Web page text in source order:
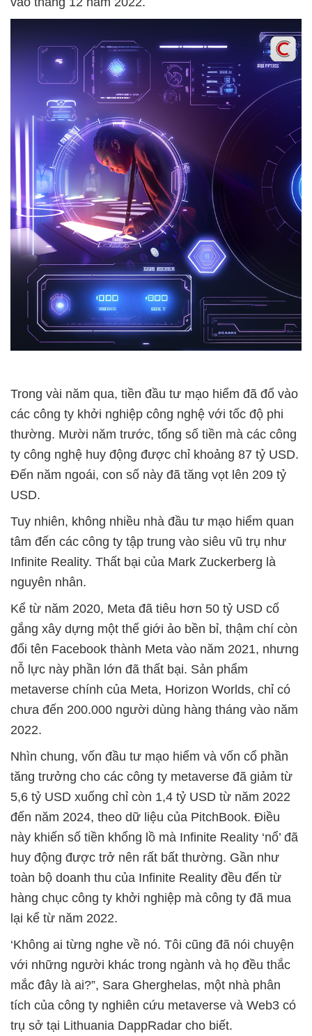
Trong vài năm qua, tiền đầu tư mạo hiểm đã đổ vào
các công ty khởi nghiệp công nghệ với tốc độ phi
thường. Mười năm trước, tổng số tiền mà các công
ty công nghệ huy động được chỉ khoảng 87 tỷ USD.
Đến năm ngoái, con số này đã tăng vọt lên 209 tỷ
USD.
Tuy nhiên, không nhiều nhà đầu tư mạo hiểm quan
tâm đến các công ty tập trung vào siêu vũ trụ như
Infinite Reality. Thất bại của Mark Zuckerberg là
nguyên nhân.
Kể từ năm 2020, Meta đã tiêu hơn 50 tỷ USD cố
gắng xây dựng một thế giới ảo bền bỉ, thậm chí còn
đổi tên Facebook thành Meta vào năm 2021, nhưng
nỗ lực này phần lớn đã thất bại. Sản phẩm
metaverse chính của Meta, Horizon Worlds, chỉ có
chưa đến 200.000 người dùng hàng tháng vào năm
2022.
Nhìn chung, vốn đầu tư mạo hiểm và vốn cổ phần
tăng trưởng cho các công ty metaverse đã giảm từ
5,6 tỷ USD xuống chỉ còn 1,4 tỷ USD từ năm 2022
đến năm 2024, theo dữ liệu của PitchBook. Điều
này khiến số tiền khổng lồ mà Infinite Reality ‘nổ’ đã
huy động được trở nên rất bất thường. Gần như
toàn bộ doanh thu của Infinite Reality đều đến từ
hàng chục công ty khởi nghiệp mà công ty đã mua
lại kể từ năm 2022.
‘Không ai từng nghe về nó. Tôi cũng đã nói chuyện
với những người khác trong ngành và họ đều thắc
mắc đây là ai?”, Sara Gherghelas, một nhà phân
tích của công ty nghiên cứu metaverse và Web3 có
trụ sở tại Lithuania DappRadar cho biết.